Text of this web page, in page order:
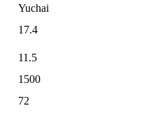
Yuchai
17.4
11.5
1500
72